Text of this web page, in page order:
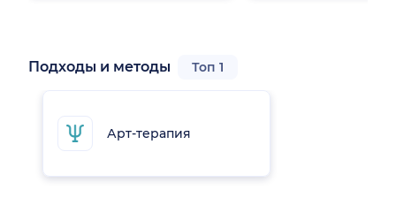
Подходы и методы Топ 1
Арт-терапия